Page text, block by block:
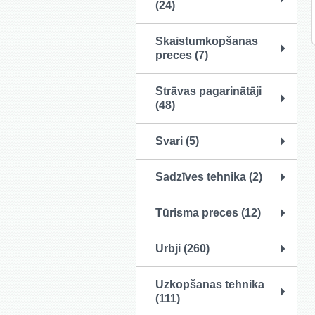
(24)
Skaistumkopšanas
preces (7)
Strāvas pagarinātāji
(48)
Svari (5)
Sadzīves tehnika (2)
Tūrisma preces (12)
Urbji (260)
Uzkopšanas tehnika
(111)